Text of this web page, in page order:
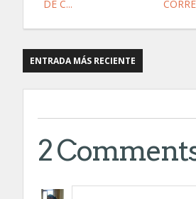
DE C...
ENTRADA MÁS RECIENTE
2